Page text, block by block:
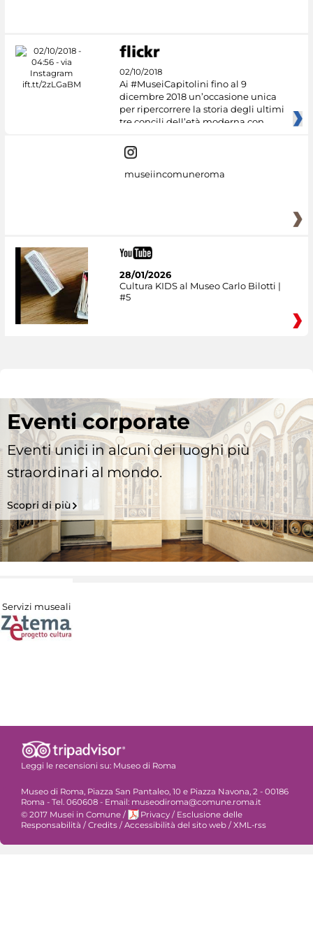
02/10/2018
Ai #MuseiCapitolini fino al 9
dicembre 2018 un’occasione unica
per ripercorrere la storia degli ultimi
tre concili dell’età moderna con
museiincomuneroma
28/01/2026
Cultura KIDS al Museo Carlo Bilotti |
#5
Eventi corporate
Eventi unici in alcuni dei luoghi più
straordinari al mondo.
Scopri di più
Servizi museali
Leggi le recensioni su: Museo di Roma
Museo di Roma, Piazza San Pantaleo, 10 e Piazza Navona, 2 - 00186
Roma - Tel. 060608 - Email: museodiroma@comune.roma.it
© 2017 Musei in Comune / Privacy / Esclusione delle
Responsabilità /Credits /Accessibilità del sito web /XML-rss